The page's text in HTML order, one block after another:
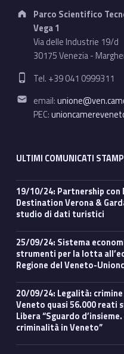
Address:
Parco Scientifico
Vega 1
Via delle Industrie 19/d
30175 Venezia -
Phone number:
Tel. +39 041 0999311
Email address:
email:
PEC:
ULTIMI COMUNICATI
19/10/24: Partnership con DMO Dolomiti Bellunesi e
Destination Verona &
studio di dati turistici
25/09/24: Sistema economico e legalità, regole e
strumenti per la lotta
Regione del Veneto-
20/09/24: Legalità: crimine proliferato in pandemia, in
Veneto quasi 56.000 reati
Libera “Sguardo
criminalità in Veneto”